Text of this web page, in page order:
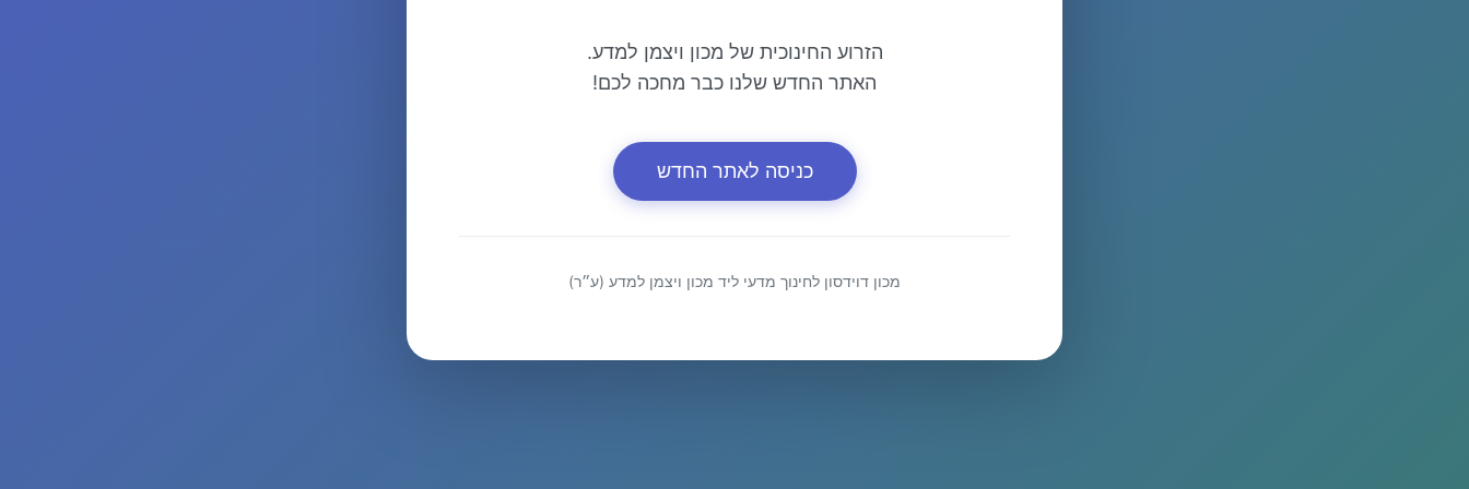
הזרוע החינוכית של מכון ויצמן למדע.
האתר החדש שלנו כבר מחכה לכם!
כניסה לאתר החדש
מכון דוידסון לחינוך מדעי ליד מכון ויצמן למדע (ע״ר)